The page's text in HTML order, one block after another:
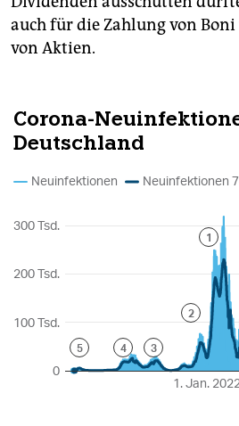
auch für die Zahlung von
von Aktien.